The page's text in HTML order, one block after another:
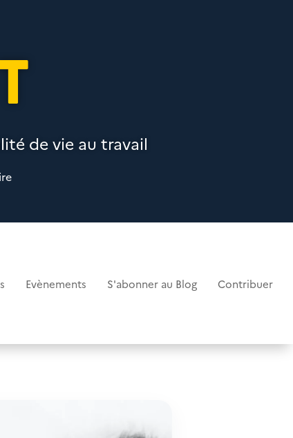
de vie au travail
Evènements S'abonner au Blog Contribuer